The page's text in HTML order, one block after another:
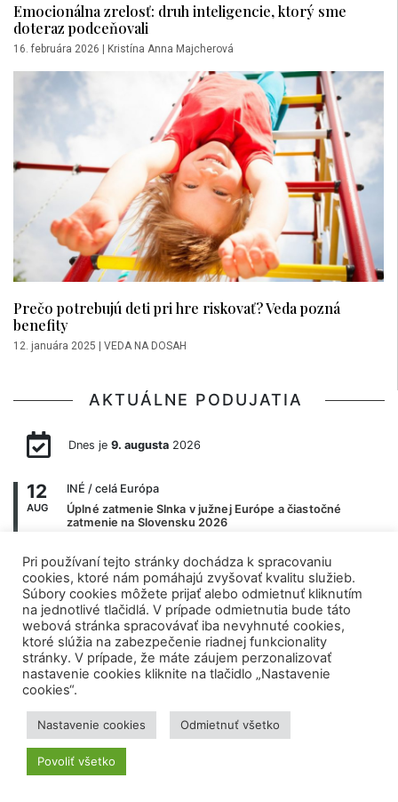
Emocionálna zrelosť: druh inteligencie, ktorý sme
doteraz podceňovali
16. februára 2026 Kristína Anna Majcherová
Prečo potrebujú deti pri hre riskovať? Veda pozná
benefity
12. januára 2025 | VEDA NA DOSAH
AKTUÁLNE PODUJATIA
Dnes je 9. augusta2026
12
AUG
INÉ / celá Európa
Úplné zatmenie Slnka v južnej Európe a čiastočné
zatmenie na Slovensku 2026
12
AUG
INÉ/ celý svet
Úplné zatmenie Slnka 2026 – priamy prenos
12
AUG
PREDNÁŠKA / Senec
Novinky z CERN-u
12
AUG
INÉ / celý svet
Perzeidy 2026
19
AUG
PREDNÁŠKA
Program ARTEMIS
20 PREDNÁŠKA
Pri používaní tejto stránky dochádza k spracovaniu
cookies, ktoré nám pomáhajú zvyšovať kvalitu služieb.
Súbory cookies môžete prijať alebo odmietnuť kliknutím
na jednotlivé tlačidlá. V prípade odmietnutia bude táto
webová stránka spracovávať iba nevyhnuté cookies,
ktoré slúžia na zabezpečenie riadnej funkcionality
stránky. V prípade, že máte záujem perzonalizovať
nastavenie cookies kliknite na tlačidlo „Nastavenie
cookies“.
Nastavenie cookies Odmietnuť všetko
Povoliť všetko